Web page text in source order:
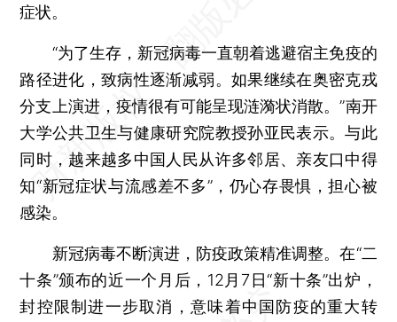
症状。
“为了生存，新冠病毒一直朝着逃避宿主免疫的
路径进化，致病性逐渐减弱。如果继续在奥密克戎
分支上演进，疫情很有可能呈现涟漪状消散。”南开
大学公共卫生与健康研究院教授孙亚民表示。与此
同时，越来越多中国人民从许多邻居、亲友口中得
知“新冠症状与流感差不多”，仍心存畏惧，担心被
感染。
新冠病毒不断演进，防疫政策精准调整。在“二
十条”颁布的近一个月后，12月7日“新十条”出炉，
封控限制进一步取消，意味着中国防疫的重大转